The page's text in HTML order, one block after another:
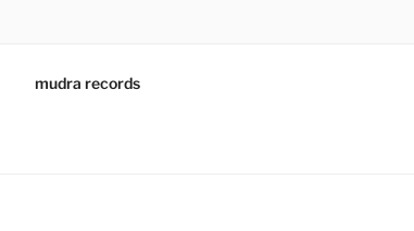
mudra records